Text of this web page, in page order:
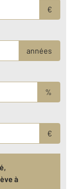
€
années
%
€
à